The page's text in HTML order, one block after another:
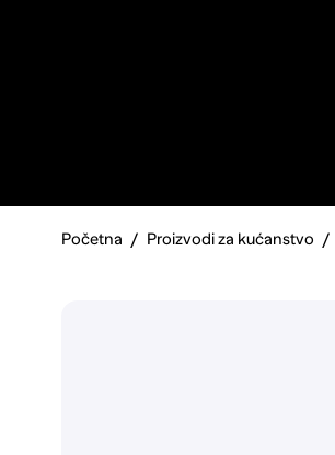
Početna Proizvodi za kućanstvo